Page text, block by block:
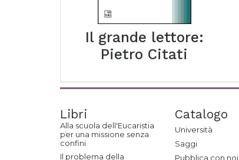
Il grande lettore:
Pietro Citati
Libri
Alla scuola dell'Eucaristia
per una missione senza
confini
Il problema della
Catalogo
Università
Saggi
Pubblica con noi